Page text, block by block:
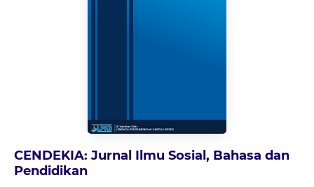
CENDEKIA: Jurnal Ilmu Sosial, Bahasa dan
Pendidikan